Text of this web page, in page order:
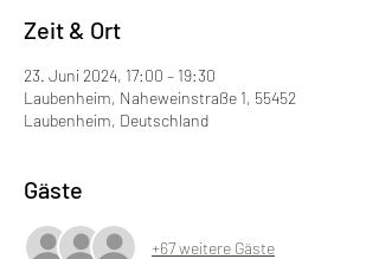
Zeit & Ort
23. Juni 2024, 17:00 – 19:30
Laubenheim, Naheweinstraße 1, 55452
Laubenheim, Deutschland
Gäste
+67 weitere Gäste